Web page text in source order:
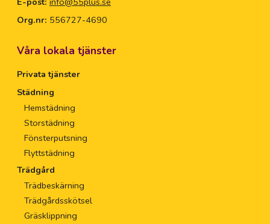
Org.nr: 556727-4690
Våra lokala tjänster
Privata tjänster
Städning
Hemstädning
Storstädning
Fönsterputsning
Flyttstädning
Trädgård
Trädbeskärning
Trädgårdsskötsel
Gräsklippning